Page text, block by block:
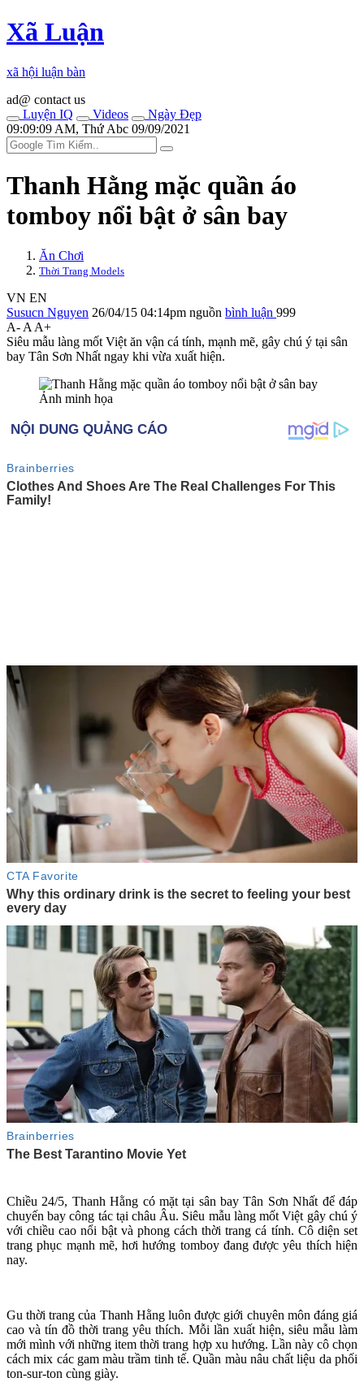
Xã Luận
xã hội luận bàn
ad@ contact us
Luyện IQ
Videos
Ngày Đẹp
09:09:09 AM, Thứ Abc 09/09/2021
Thanh Hằng mặc quần áo
tomboy nổi bật ở sân bay
Ăn Chơi
Thời Trang Models
VN EN
Susucn Nguyen 26/04/15 04:14pm nguồn bình luận 999
A- A A+
Siêu mẫu làng mốt Việt ăn vận cá tính, mạnh mẽ, gây chú ý tại sân
bay Tân Sơn Nhất ngay khi vừa xuất hiện.
Ảnh minh họa
Chiều 24/5, Thanh Hằng có mặt tại sân bay Tân Sơn Nhất để đáp
chuyến bay công tác tại châu Âu. Siêu mẫu làng mốt Việt gây chú ý
với chiều cao nổi bật và phong cách thời trang cá tính. Cô diện set
trang phục mạnh mẽ, hơi hướng tomboy đang được yêu thích hiện
nay.
Gu thời trang của Thanh Hằng luôn được giới chuyên môn đáng giá
cao và tín đồ thời trang yêu thích. Mỗi lần xuất hiện, siêu mẫu làm
mới mình với những item thời trang hợp xu hướng. Lần này cô chọn
cách mix các gam màu trầm tinh tế. Quần màu nâu chất liệu da phối
ton-sur-ton cùng giày.